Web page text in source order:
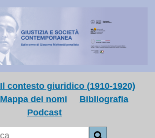
Il contesto giuridico (1910-1920)
Mappa dei nomi
Bibliografia
Podcast